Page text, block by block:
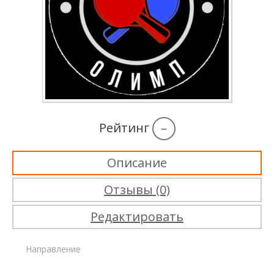
Рейтинг –
Описание
Отзывы (0)
Редактировать
Направление